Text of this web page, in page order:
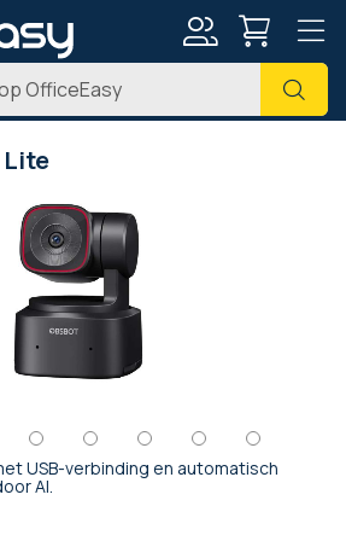
Zoek
Lite
USB-verbinding en automatisch
AI.